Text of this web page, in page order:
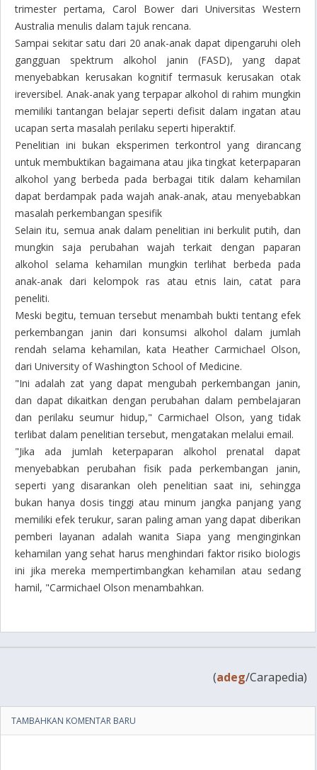
trimester pertama, Carol Bower dari Universitas Western
Australia menulis dalam tajuk rencana.
Sampai sekitar satu dari 20 anak-anak dapat dipengaruhi oleh
gangguan spektrum alkohol janin (FASD), yang dapat
menyebabkan kerusakan kognitif termasuk kerusakan otak
ireversibel. Anak-anak yang terpapar alkohol di rahim mungkin
memiliki tantangan belajar seperti defisit dalam ingatan atau
ucapan serta masalah perilaku seperti hiperaktif.
Penelitian ini bukan eksperimen terkontrol yang dirancang
untuk membuktikan bagaimana atau jika tingkat keterpaparan
alkohol yang berbeda pada berbagai titik dalam kehamilan
dapat berdampak pada wajah anak-anak, atau menyebabkan
masalah perkembangan spesifik
Selain itu, semua anak dalam penelitian ini berkulit putih, dan
mungkin saja perubahan wajah terkait dengan paparan
alkohol selama kehamilan mungkin terlihat berbeda pada
anak-anak dari kelompok ras atau etnis lain, catat para
peneliti.
Meski begitu, temuan tersebut menambah bukti tentang efek
perkembangan janin dari konsumsi alkohol dalam jumlah
rendah selama kehamilan, kata Heather Carmichael Olson,
dari University of Washington School of Medicine.
"Ini adalah zat yang dapat mengubah perkembangan janin,
dan dapat dikaitkan dengan perubahan dalam pembelajaran
dan perilaku seumur hidup," Carmichael Olson, yang tidak
terlibat dalam penelitian tersebut, mengatakan melalui email.
"Jika ada jumlah keterpaparan alkohol prenatal dapat
menyebabkan perubahan fisik pada perkembangan janin,
seperti yang disarankan oleh penelitian saat ini, sehingga
bukan hanya dosis tinggi atau minum jangka panjang yang
memiliki efek terukur, saran paling aman yang dapat diberikan
pemberi layanan adalah wanita Siapa yang menginginkan
kehamilan yang sehat harus menghindari faktor risiko biologis
ini jika mereka mempertimbangkan kehamilan atau sedang
hamil, "Carmichael Olson menambahkan.
(adeg/Carapedia)
TAMBAHKAN KOMENTAR BARU